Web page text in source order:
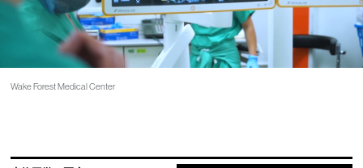
Wake Forest Medical Center